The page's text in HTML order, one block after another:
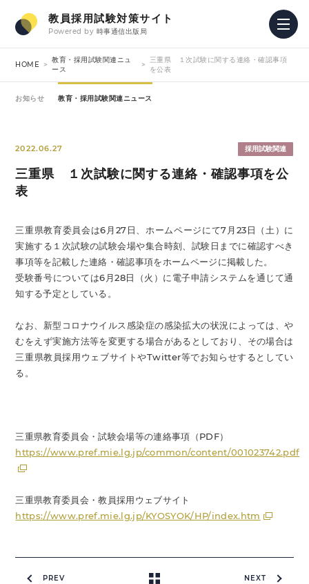
教員採用試験対策サイト
Powered by 時事通信出版局
HOME
教育・採用試験関連ニュ
ース
三重県 １次試験に関する連絡・確認事項
を公表
お知らせ 教育・採用試験関連ニュース
2022.06.27 採用試験関連
三重県 １次試験に関する連絡・確認事項を公
表
三重県教育委員会は6月27日、ホームページにて7月23日（土）に
実施する１次試験の試験会場や集合時刻、試験日までに確認すべき
事項等を記載した連絡・確認事項をホームページに掲載した。
受験番号については6月28日（火）に電子申請システムを通じて通
知する予定としている。
なお、新型コロナウイルス感染症の感染拡大の状況によっては、や
むをえず実施方法等を変更する場合があるとしており、その場合は
三重県教員採用ウェブサイトやTwitter等でお知らせするとしてい
る。
三重県教育委員会・試験会場等の連絡事項（PDF）
https://www.pref.mie.lg.jp/common/content/001023742.pdf
三重県教育委員会・教員採用ウェブサイト
https://www.pref.mie.lg.jp/KYOSYOK/HP/index.htm
PREV NEXT